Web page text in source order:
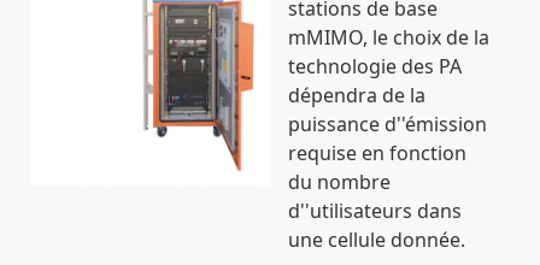
stations de base
mMIMO, le choix de la
technologie des PA
dépendra de la
puissance d''émission
requise en fonction
du nombre
d''utilisateurs dans
une cellule donnée.